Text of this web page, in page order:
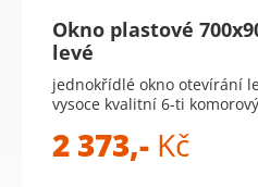
Okno plastové
levé
jednokřídlé okno otevírání
vysoce kvalitní 6-ti
2 373,- Kč